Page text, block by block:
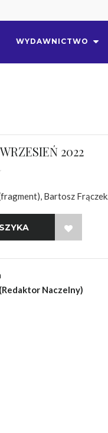
WYDAWNICTWO
2022
Bartosz Frączek.
WISH LIST
Naczelny)